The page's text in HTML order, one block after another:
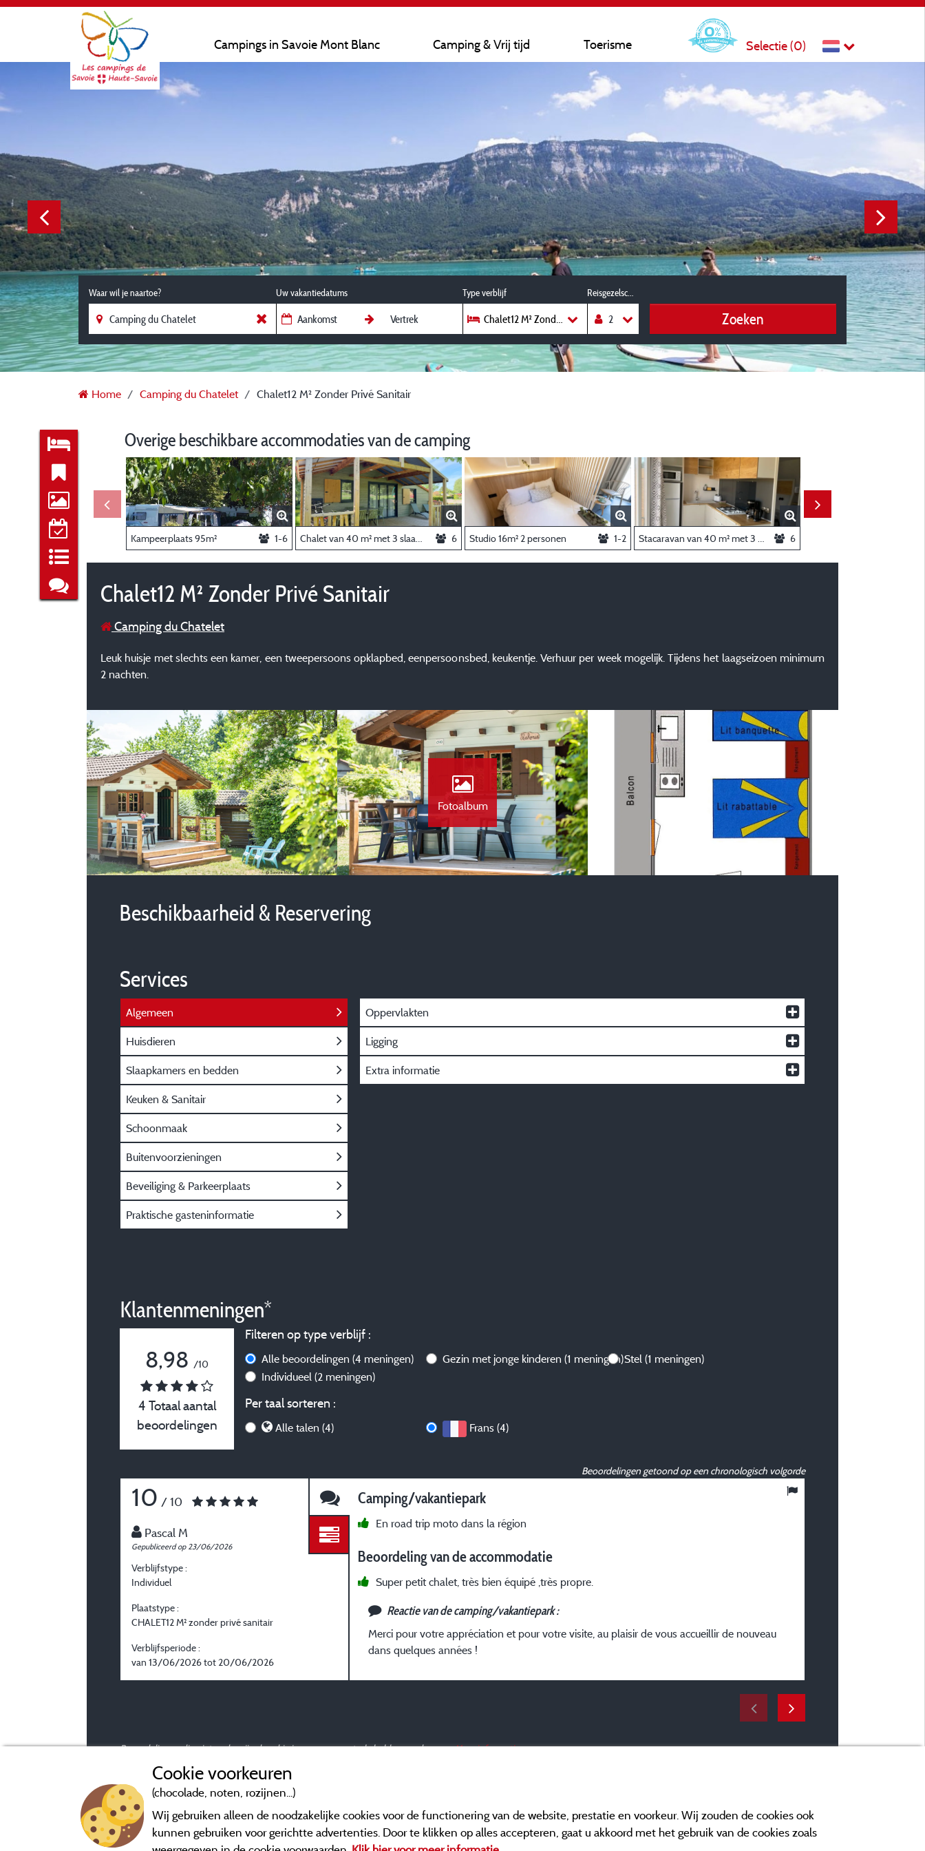
Campings in Savoie Mont Blanc Camping & Vrij tijd Toerisme Selectie (0)
Waar wil je naartoe? Uw vakantiedatums Type verblijf
Chalet12 M² Zonder Privé Sanitair
Reisgezelschap
Zoeken
Home Camping du Chatelet Chalet12 M² Zonder Privé Sanitair
Overige beschikbare accommodaties van de camping
Kampeerplaats 95m² 1-6 6 Studio 16m² 2 personen 1-2 6
Chalet12 M² Zonder Privé Sanitair
Camping du Chatelet
Leuk huisje met slechts een kamer, een tweepersoons opklapbed, eenpersoonsbed, keukentje. Verhuur per week mogelijk. Tijdens het laagseizoen minimum
2 nachten.
Fotoalbum
Beschikbaarheid & Reservering
Services
Algemeen
Huisdieren
Slaapkamers en bedden
Keuken & Sanitair
Schoonmaak
Buitenvoorzieningen
Beveiliging & Parkeerplaats
Praktische gasteninformatie
Oppervlakten
Ligging
Extra informatie
Klantenmeningen*
8,98 /10
4 Totaal aantal
beoordelingen
Filteren op type verblijf :
Alle beoordelingen (4 meningen) Gezin met jonge kinderen(1 meningen)Stel (1 meningen)
Individueel (2 meningen)
Per taal sorteren :
Alle talen (4) Frans (4)
Beoordelingen getoond op een chronologisch volgorde
10 / 10
Pascal M
Gepubliceerd op 23/06/2026
Verblijfstype :
Individuel
Plaatstype :
CHALET12 M² zonder privé sanitair
Verblijfsperiode :
van 13/06/2026 tot 20/06/2026
Camping/vakantiepark
En road trip moto dans la région
Beoordeling van de accommodatie
Super petit chalet, très bien équipé ,très propre.
Reactie van de camping/vakantiepark :
Merci pour votre appréciation et pour votre visite, au plaisir de vous accueillir de nouveau
dans quelques années !
Beoordelingen die niet ouder zijn dan drie jaar en een controle hebben ondergaan.Meer informatie
Cookie voorkeuren
(chocolade, noten, rozijnen...)
Wij gebruiken alleen de noodzakelijke cookies voor de functionering van de website, prestatie en voorkeur. Wij zouden de cookies ook
kunnen gebruiken voor gerichtte advertenties. Door te klikken op alles accepteren, gaat u akkoord met het gebruik van de cookies zoals